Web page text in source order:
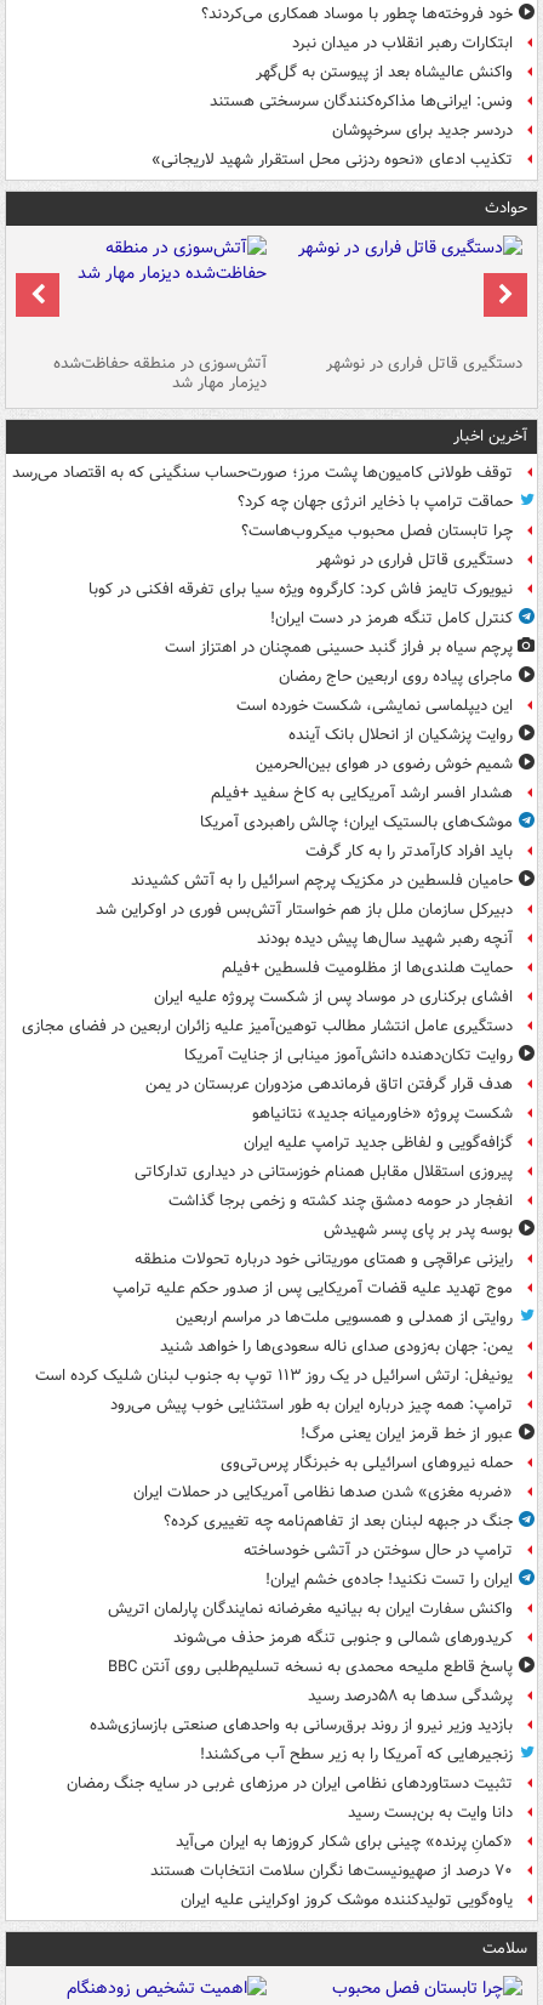
خود فروخته‌ها چطور با موساد همکاری می‌کردند؟
ابتکارات رهبر انقلاب در میدان نبرد
واکنش عالیشاه بعد از پیوستن به گل‌گهر
ونس: ایرانی‌ها مذاکره‌کنندگان سرسختی هستند
دردسر جدید برای سرخپوشان
تکذیب ادعای «نحوه ردزنی محل استقرار شهید لاریجانی»
حوادث
دستگیری قاتل فراری در نوشهر آتش‌سوزی در منطقه حفاظت‌شده
دیزمار مهار شد
آخرین اخبار
توقف طولانی کامیون‌ها پشت مرز؛ صورت‌حساب سنگینی که به اقتصاد می‌رسد
حماقت ترامپ با ذخایر انرژی جهان چه کرد؟
چرا تابستان فصل محبوب میکروب‌هاست؟
دستگیری قاتل فراری در نوشهر
نیویورک تایمز فاش کرد: کارگروه ویژه سیا برای تفرقه افکنی در کوبا
کنترل کامل تنگه هرمز در دست ایران!
پرچم سیاه بر فراز گنبد حسینی همچنان در اهتزاز است
ماجرای پیاده روی اربعین حاج رمضان
این دیپلماسی نمایشی، شکست خورده است
روایت پزشکیان از انحلال بانک آینده
شمیم خوش رضوی در هوای بین‌الحرمین
هشدار افسر ارشد آمریکایی به کاخ سفید +فیلم
موشک‌های بالستیک ایران؛ چالش راهبردی آمریکا
باید افراد کارآمدتر را به کار گرفت
حامیان فلسطین در مکزیک پرچم اسرائیل را به آتش کشیدند
دبیرکل سازمان ملل باز هم خواستار آتش‌بس فوری در اوکراین شد
آنچه رهبر شهید سال‌ها پیش دیده بودند
حمایت هلندی‌ها از مظلومیت فلسطین +فیلم
افشای برکناری در موساد پس از شکست پروژه علیه ایران
دستگیری عامل انتشار مطالب توهین‌آمیز علیه زائران اربعین در فضای مجازی
روایت تکان‌دهنده دانش‌آموز مینابی از جنایت آمریکا
هدف قرار گرفتن اتاق‌ فرماندهی مزدوران عربستان در یمن
شکست پروژه «خاورمیانه جدید» نتانیاهو
گزافه‌گویی و لفاظی جدید ترامپ علیه ایران
پیروزی استقلال مقابل همنام خوزستانی در دیداری تدارکاتی
انفجار در حومه دمشق چند کشته و زخمی برجا گذاشت
بوسه‌ پدر بر پای پسر شهیدش
رایزنی عراقچی و همتای موریتانی خود درباره تحولات منطقه
موج تهدید علیه قضات آمریکایی پس از صدور حکم علیه ترامپ
روایتی از همدلی و همسویی ملت‌ها در مراسم اربعین
یمن: جهان به‌زودی صدای ناله سعودی‌ها را خواهد شنید
یونیفل: ارتش اسرائیل در یک روز ۱۱۳ توپ به جنوب لبنان شلیک کرده است
ترامپ: همه چیز درباره ایران به طور استثنایی خوب پیش می‌رود
عبور از خط قرمز ایران یعنی مرگ!
حمله نیروهای اسرائیلی به خبرنگار پرس‌تی‌وی
«ضربه مغزی» شدن صدها نظامی آمریکایی در حملات ایران
جنگ در جبهه لبنان بعد از تفاهم‌نامه چه تغییری کرده؟
ترامپ در حال سوختن در آتشی خودساخته
ایران را تست نکنید! جاده‌ی خشم ایران!
واکنش سفارت ایران به بیانیه مغرضانه نمایندگان پارلمان اتریش
کریدورهای شمالی و جنوبی تنگه هرمز حذف می‌شوند
پاسخ قاطع ملیحه محمدی به نسخه تسلیم‌طلبی روی آنتن BBC
پرشدگی سدها به ۵۸درصد رسید
بازدید وزیر نیرو از روند برق‌رسانی به واحدهای صنعتی بازسازی‌شده
زنجیرهایی که آمریکا را به زیر سطح آب می‌کشند!
تثبیت دستاوردهای نظامی ایران در مرزهای غربی در سایه جنگ رمضان
دانا وایت به بن‌بست رسید
«کمانِ پرنده» چینی برای شکار کروزها به ایران می‌آید
۷۰ درصد از صهیونیست‌ها نگران سلامت انتخابات هستند
یاوه‌گویی تولیدکننده موشک کروز اوکراینی علیه ایران
سلامت